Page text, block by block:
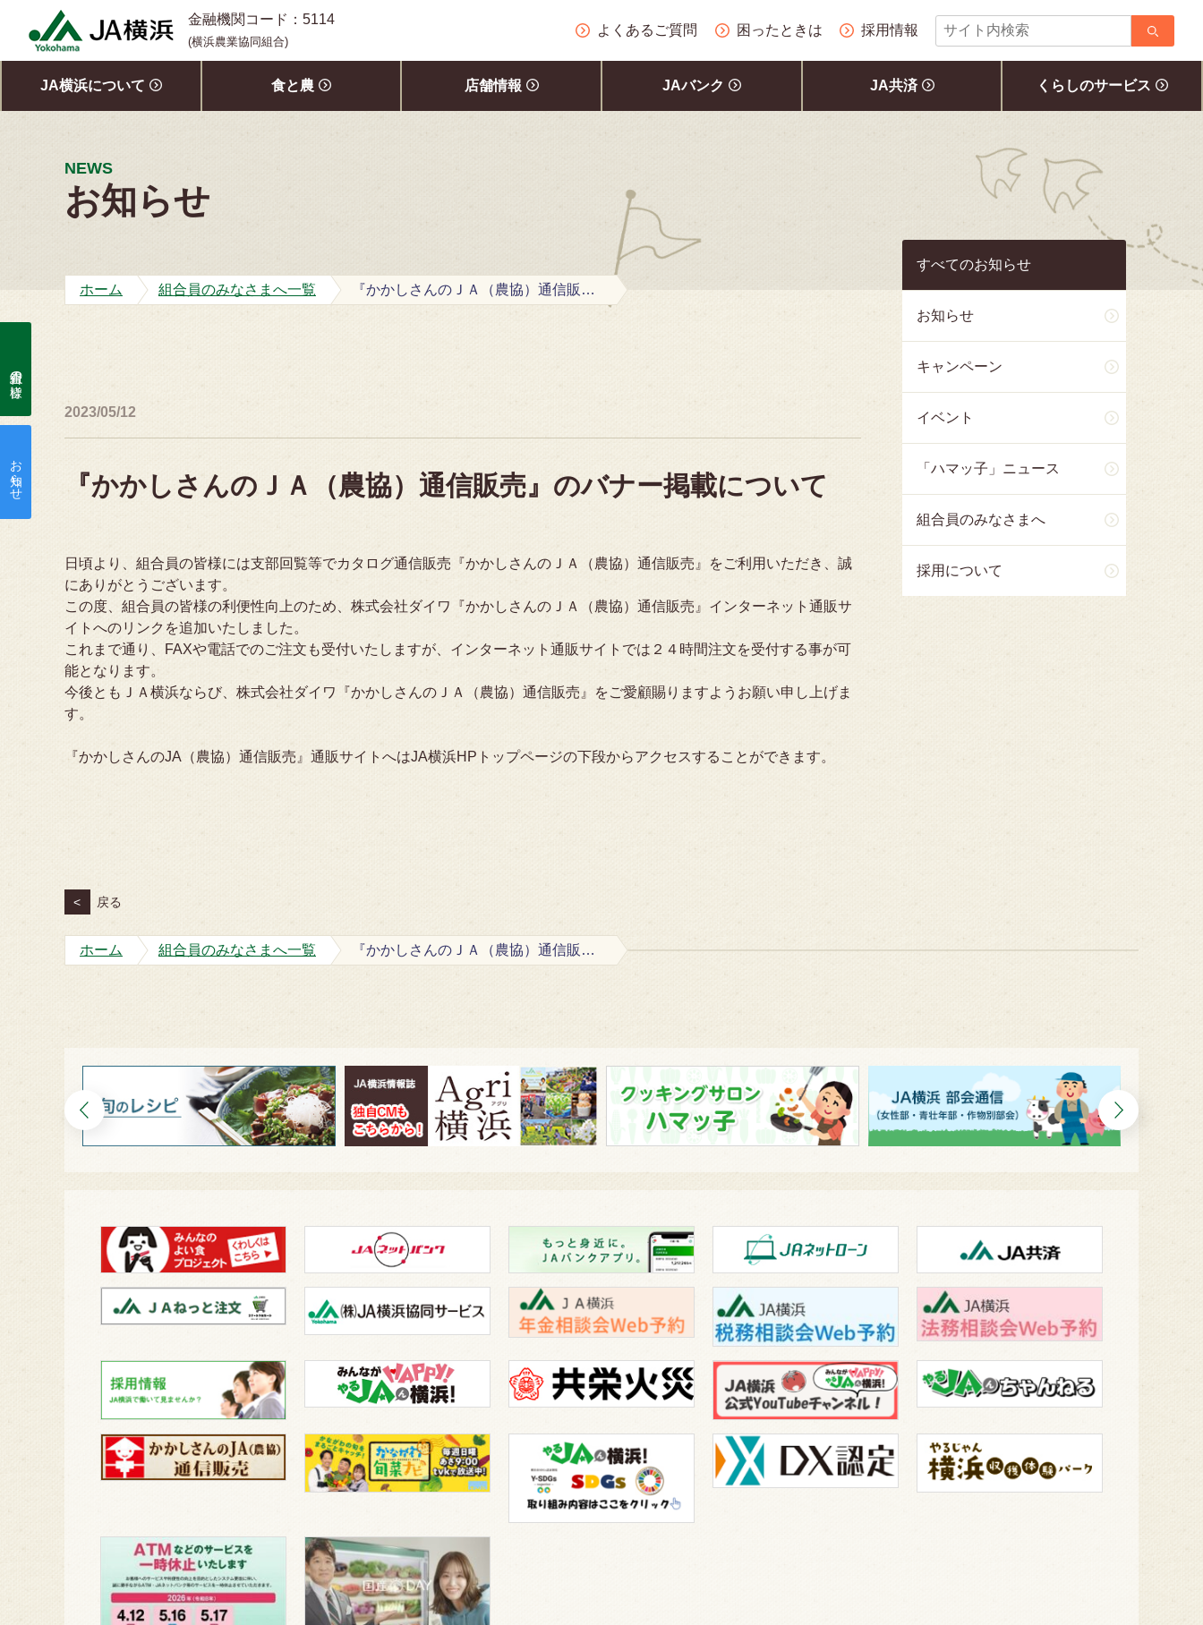
金融機関コード：5114
(横浜農業協同組合)
よくあるご質問 困ったときは 採用情報
サ
イ
検
JA横浜について 食と農 店舗情報 JAバンク JA共済 くらしのサービス
組合員の皆様
お知らせ
NEWS
お知らせ
ホーム 組合員のみなさまへ一覧 『かかしさんのＪＡ（農協）通信販売』のバナー掲載について
2023/05/12
『かかしさんのＪＡ（農協）通信販売』のバナー掲載について
日頃より、組合員の皆様には支部回覧等でカタログ通信販売『かかしさんのＪＡ（農協）通信販売』をご利用いただき、誠
にありがとうございます。
この度、組合員の皆様の利便性向上のため、株式会社ダイワ『かかしさんのＪＡ（農協）通信販売』インターネット通販サ
イトへのリンクを追加いたしました。
これまで通り、FAXや電話でのご注文も受付いたしますが、インターネット通販サイトでは２４時間注文を受付する事が可
能となります。
今後ともＪＡ横浜ならび、株式会社ダイワ『かかしさんのＪＡ（農協）通信販売』をご愛顧賜りますようお願い申し上げま
す。
『かかしさんのJA（農協）通信販売』通販サイトへはJA横浜HPトップページの下段からアクセスすることができます。
< 戻る
ホーム 組合員のみなさまへ一覧 『かかしさんのＪＡ（農協）通信販売』のバナー掲載について
すべてのお知らせ
お知らせ
キャンペーン
イベント
「ハマッ子」ニュース
組合員のみなさまへ
採用について